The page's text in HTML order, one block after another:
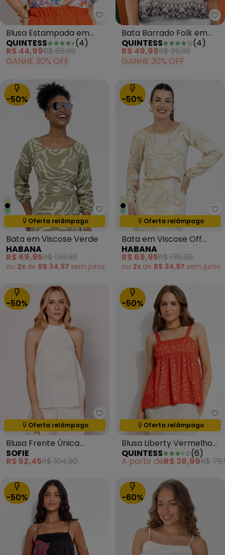
Quintess - Blusa Estampada
Blusa Estampada em
Malha de Viscose com
Elastano
QUINTESS (4)
R$ 44,99R$ 89,99
GANHE 30% OFF
Bata Barrado Folk em
Malha Fria
QUINTESS (4)
R$ 49,99R$ 99,99
GANHE 30% OFF
-50%
Habana - Bata em Viscose
Oferta relâmpago
Termina em:05:12:45
Bata em Viscose Verde
HABANA
R$ 69,95R$ 139,90
ou 2x de R$ 34,97 sem juros
-50%
Oferta relâmpago
Termina em:05:12:45
Bata em Viscose Off
White
HABANA
R$ 69,95R$ 139,90
ou 2x de R$ 34,97 sem juros
-50%
Sofie - Blusa Frente Única
Oferta relâmpago
Termina em:05:12:45
Blusa Frente Única
Branco
SOFIE
R$ 52,45R$ 104,90
-50%
Oferta relâmpago
Termina em:05:12:45
Blusa Liberty Vermelho
em Malha Fria
QUINTESS (6)
A partir deR$ 39,99R$
-50% -60%